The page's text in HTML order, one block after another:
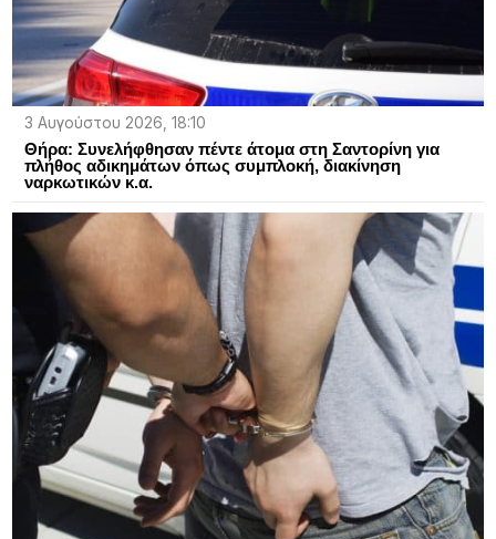
3 Αυγούστου 2026, 18:10
Θήρα: Συνελήφθησαν πέντε άτομα στη Σαντορίνη για
πλήθος αδικημάτων όπως συμπλοκή, διακίνηση
ναρκωτικών κ.α.